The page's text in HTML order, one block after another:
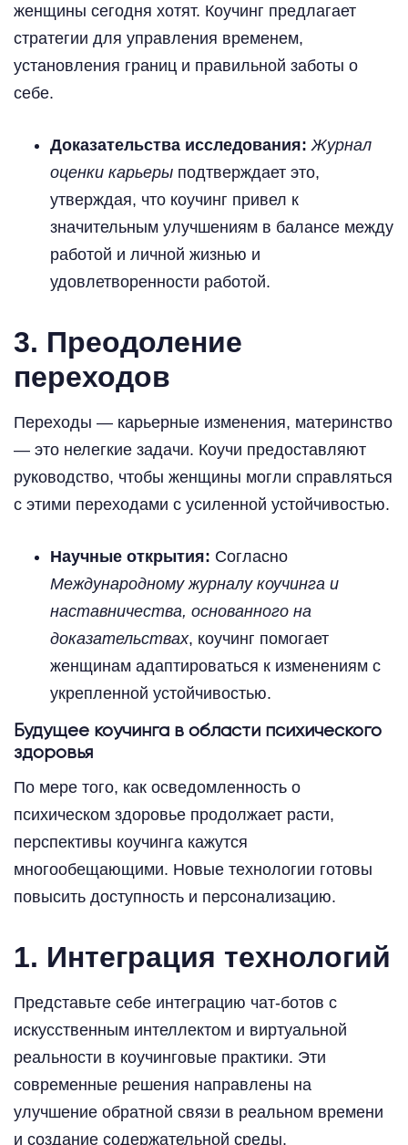
женщины сегодня хотят. Коучинг предлагает
стратегии для управления временем,
установления границ и правильной заботы о
себе.
Доказательства исследования: Журнал
оценки карьеры подтверждает это,
утверждая, что коучинг привел к
значительным улучшениям в балансе между
работой и личной жизнью и
удовлетворенности работой.
3. Преодоление
переходов
Переходы — карьерные изменения, материнство
— это нелегкие задачи. Коучи предоставляют
руководство, чтобы женщины могли справляться
с этими переходами с усиленной устойчивостью.
Научные открытия: Согласно
Международному журналу коучинга и
наставничества, основанного на
доказательствах, коучинг помогает
женщинам адаптироваться к изменениям с
укрепленной устойчивостью.
Будущее коучинга в области психического
здоровья
По мере того, как осведомленность о
психическом здоровье продолжает расти,
перспективы коучинга кажутся
многообещающими. Новые технологии готовы
повысить доступность и персонализацию.
1. Интеграция технологий
Представьте себе интеграцию чат-ботов с
искусственным интеллектом и виртуальной
реальности в коучинговые практики. Эти
современные решения направлены на
улучшение обратной связи в реальном времени
и создание содержательной среды.